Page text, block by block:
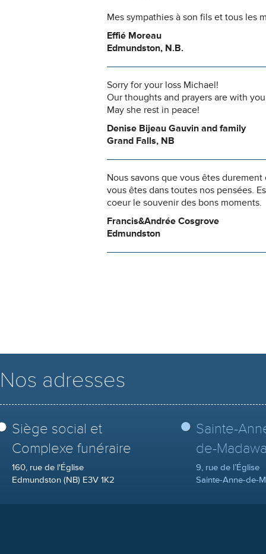
Mes sympathies à son fils et tous les
Effié Moreau
Edmundston, N.B.
Sorry for your loss Michael!
Our thoughts and prayers are with
May she rest in peace!
Denise Bijeau Gauvin and family
Grand Falls, NB
Nous savons que vous êtes
vous êtes dans toutes nos pensées.
coeur le souvenir des bons moments.
Francis&Andrée Cosgrove
Edmundston
Nos adresses
Siège social et
Complexe funéraire
160, rue de l'Église
Edmundston (NB) E3V 1K2
Sainte-
de-
9, rue de l’Église
Sainte-Anne-de-